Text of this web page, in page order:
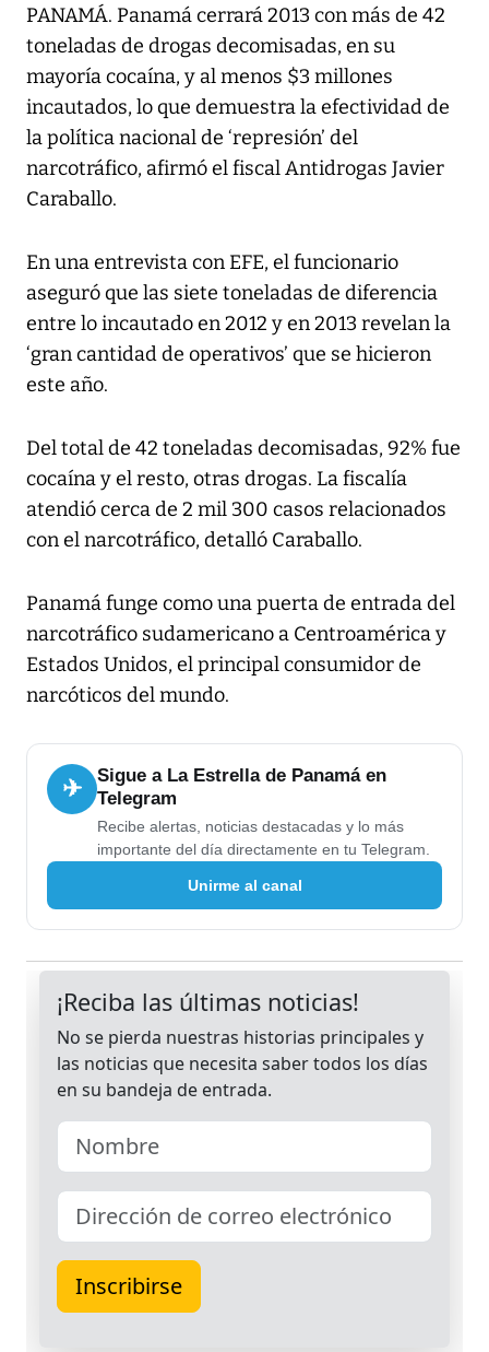
PANAMÁ. Panamá cerrará 2013 con más de 42
toneladas de drogas decomisadas, en su
mayoría cocaína, y al menos $3 millones
incautados, lo que demuestra la efectividad de
la política nacional de ‘represión’ del
narcotráfico, afirmó el fiscal Antidrogas Javier
Caraballo.
En una entrevista con EFE, el funcionario
aseguró que las siete toneladas de diferencia
entre lo incautado en 2012 y en 2013 revelan la
‘gran cantidad de operativos’ que se hicieron
este año.
Del total de 42 toneladas decomisadas, 92% fue
cocaína y el resto, otras drogas. La fiscalía
atendió cerca de 2 mil 300 casos relacionados
con el narcotráfico, detalló Caraballo.
Panamá funge como una puerta de entrada del
narcotráfico sudamericano a Centroamérica y
Estados Unidos, el principal consumidor de
narcóticos del mundo.
✈
Sigue a La Estrella de Panamá en
Telegram
Recibe alertas, noticias destacadas y lo más
importante del día directamente en tu Telegram.
Unirme al canal